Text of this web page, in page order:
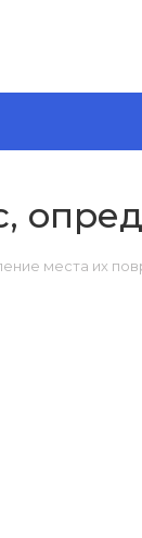
места их